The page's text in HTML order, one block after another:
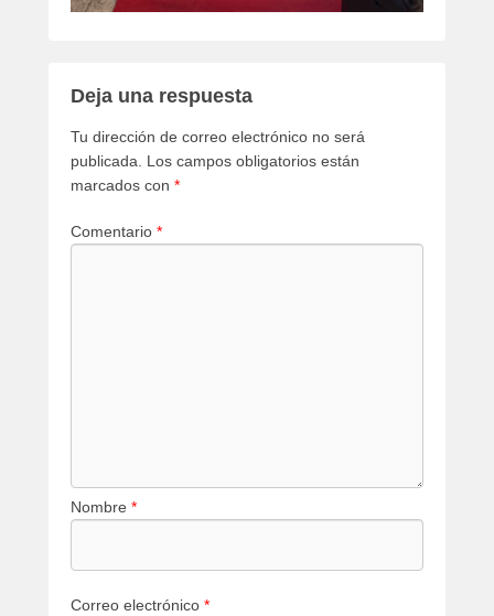
Deja una respuesta
Tu dirección de correo electrónico no será
publicada. Los campos obligatorios están
marcados con *
Comentario *
Nombre *
Correo electrónico *